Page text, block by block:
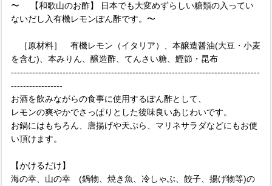
〜 【和歌山のお酢】 日本でも大変めずらしい糖類の入ってい
ないだし入有機レモンぽん酢です。〜
［原材料］ 有機レモン（イタリア）、本醸造醤油(大豆・小麦
を含む)、本みりん、醸造酢、てんさい糖、鰹節・昆布
----------------------------------------------------------------------------------
-----------------
お酒を飲みながらの食事に使用するぽん酢として、
レモンの爽やかでさっぱりとした後味良いあじわいです。
お鍋にはもちろん、唐揚げや天ぷら、マリネサラダなどにもお使
い頂けます。
【かけるだけ】
海の幸、山の幸 (鍋物、焼き魚、冷しゃぶ、餃子、揚げ物等)の